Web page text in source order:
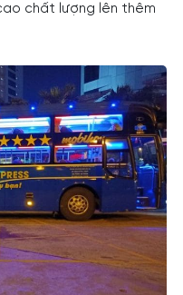
chất lượng lên thêm